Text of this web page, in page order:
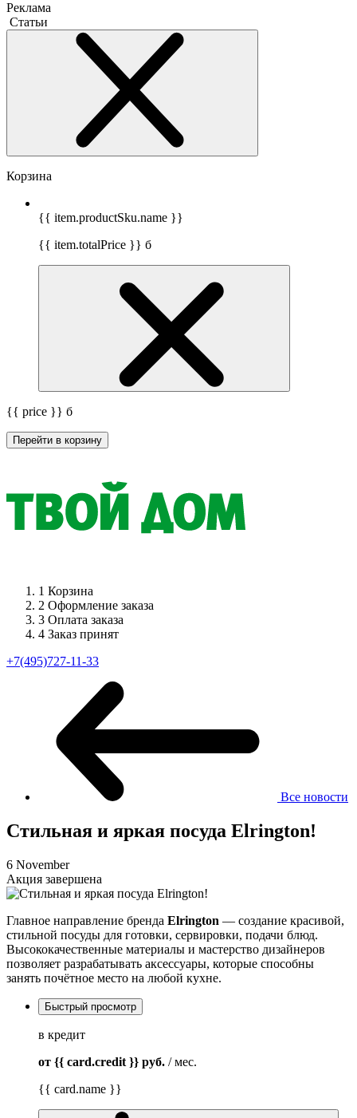
Реклама
Статьи
Корзина
{{ item.productSku.name }}
{{ item.totalPrice }} б
{{ price }} б
Перейти в корзину
1 Корзина
2 Оформление заказа
3 Оплата заказа
4 Заказ принят
+7(495)727-11-33
Все новости
Стильная и яркая посуда Elrington!
6 November
Акция завершена
Главное направление бренда Elrington — создание красивой,
стильной посуды для готовки, сервировки, подачи блюд.
Высококачественные материалы и мастерство дизайнеров
позволяет разрабатывать аксессуары, которые способны
занять почётное место на любой кухне.
Быстрый просмотр
в кредит
от {{ card.credit }} руб. / мес.
{{ card.name }}